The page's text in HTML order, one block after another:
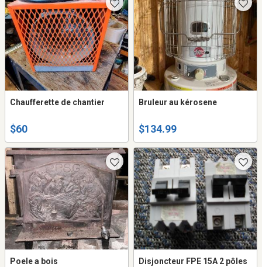
Chaufferette de chantier
$60
Bruleur au kérosene
$134.99
Poele a bois Disjoncteur FPE 15A 2 pôles